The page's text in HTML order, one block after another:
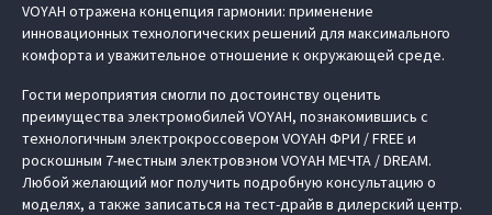
VOYAH отражена концепция гармонии: применение
инновационных технологических решений для максимального
комфорта и уважительное отношение к окружающей среде.
Гости мероприятия смогли по достоинству оценить
преимущества электромобилей VOYAH, познакомившись с
технологичным электрокроссовером VOYAH ФРИ / FREE и
роскошным 7-местным электровэном VOYAH МЕЧТА / DREAM.
Любой желающий мог получить подробную консультацию о
моделях, а также записаться на тест-драйв в дилерский центр.